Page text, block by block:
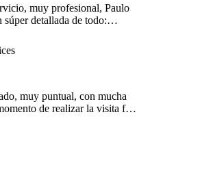
muy profesional, Paulo
detallada de todo:
ventanas,
Gracias a su trabajo pude
en orden y no me
Totalmente
muy puntual, con mucha
de realizar la visita fue
Paulo es muy
y comprensivo, fue muy